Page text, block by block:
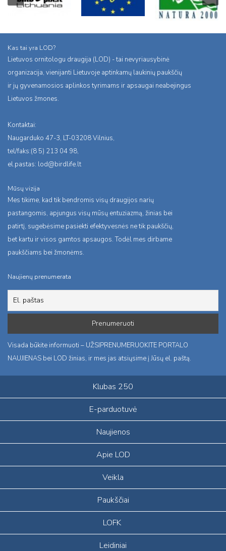
Kas tai yra LOD?
Lietuvos ornitologu draugija (LOD) - tai nevyriausybinė
organizacija, vienijanti Lietuvoje aptinkamų laukinių paukščių
ir jų gyvenamosios aplinkos tyrimams ir apsaugai neabejingus
Lietuvos žmones.
Kontaktai:
Naugarduko 47-3, LT-03208 Vilnius,
tel/faks:(8 5) 213 04 98,
el.pastas: lod@birdlife.lt
Mūsų vizija
Mes tikime, kad tik bendromis visų draugijos narių
pastangomis, apjungus visų mūsų entuziazmą, žinias bei
patirtį, sugebėsime pasiekti efektyvesnės ne tik paukščių,
bet kartu ir visos gamtos apsaugos. Todėl mes dirbame
paukščiams bei žmonėms.
Naujienų prenumerata
Visada būkite informuoti – UŽSIPRENUMERUOKITE PORTALO
NAUJIENAS bei LOD žinias, ir mes jas atsiųsime į Jūsų el. paštą.
Klubas 250
E-parduotuvė
Naujienos
Apie LOD
Veikla
Paukščiai
LOFK
Leidiniai